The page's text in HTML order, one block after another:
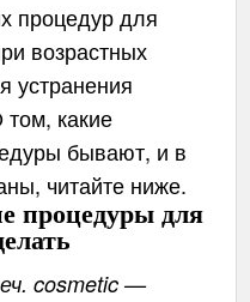
процедур для
возрастных
устранения
какие
бывают, и в
читайте ниже.
процедуры для
cosmetic —